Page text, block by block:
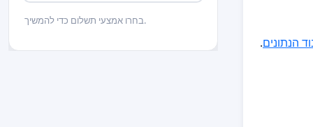
הנתונים.
בחרו אמצעי תשלום כדי להמשיך.